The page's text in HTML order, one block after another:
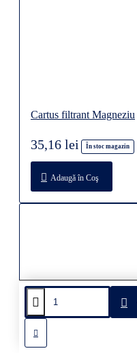
Cartus filtrant Magneziu
În stoc magazin
35,16 lei
Adaugă în Coş